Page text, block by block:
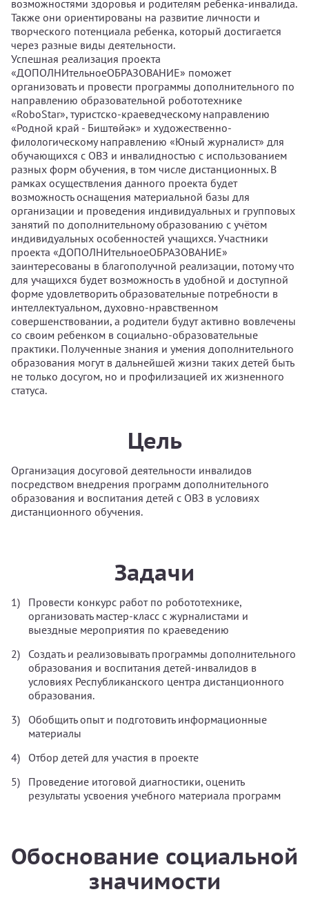
возможностями здоровья и родителям ребенка-инвалида.
Также они ориентированы на развитие личности и
творческого потенциала ребенка, который достигается
через разные виды деятельности.
Успешная реализация проекта
«ДОПОЛНИтельноеОБРАЗОВАНИЕ» поможет
организовать и провести программы дополнительного по
направлению образовательной робототехнике
«RoboStar», туристско-краеведческому направлению
«Родной край - Биштөйәк» и художественно-
филологическому направлению «Юный журналист» для
обучающихся с ОВЗ и инвалидностью с использованием
разных форм обучения, в том числе дистанционных. В
рамках осуществления данного проекта будет
возможность оснащения материальной базы для
организации и проведения индивидуальных и групповых
занятий по дополнительному образованию с учётом
индивидуальных особенностей учащихся. Участники
проекта «ДОПОЛНИтельноеОБРАЗОВАНИЕ»
заинтересованы в благополучной реализации, потому что
для учащихся будет возможность в удобной и доступной
форме удовлетворить образовательные потребности в
интеллектуальном, духовно-нравственном
совершенствовании, а родители будут активно вовлечены
со своим ребенком в социально-образовательные
практики. Полученные знания и умения дополнительного
образования могут в дальнейшей жизни таких детей быть
не только досугом, но и профилизацией их жизненного
статуса.
Цель
Организация досуговой деятельности инвалидов
посредством внедрения программ дополнительного
образования и воспитания детей с ОВЗ в условиях
дистанционного обучения.
Задачи
Провести конкурс работ по робототехнике,
организовать мастер-класс с журналистами и
выездные мероприятия по краеведению
Создать и реализовывать программы дополнительного
образования и воспитания детей-инвалидов в
условиях Республиканского центра дистанционного
образования.
Обобщить опыт и подготовить информационные
материалы
Отбор детей для участия в проекте
Проведение итоговой диагностики, оценить
результаты усвоения учебного материала программ
Обоснование социальной
значимости